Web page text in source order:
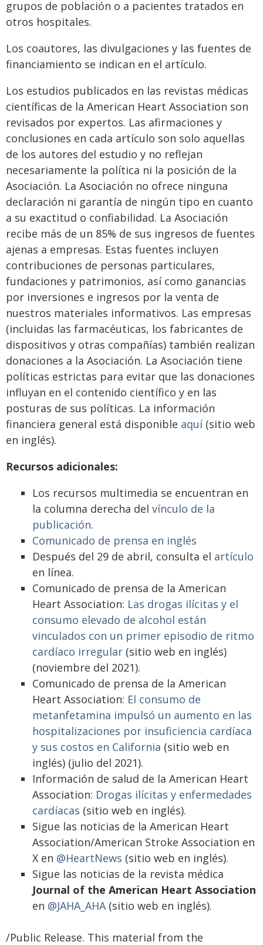
grupos de población o a pacientes tratados en
otros hospitales.
Los coautores, las divulgaciones y las fuentes de
financiamiento se indican en el artículo.
Los estudios publicados en las revistas médicas
científicas de la American Heart Association son
revisados por expertos. Las afirmaciones y
conclusiones en cada artículo son solo aquellas
de los autores del estudio y no reflejan
necesariamente la política ni la posición de la
Asociación. La Asociación no ofrece ninguna
declaración ni garantía de ningún tipo en cuanto
a su exactitud o confiabilidad. La Asociación
recibe más de un 85% de sus ingresos de fuentes
ajenas a empresas. Estas fuentes incluyen
contribuciones de personas particulares,
fundaciones y patrimonios, así como ganancias
por inversiones e ingresos por la venta de
nuestros materiales informativos. Las empresas
(incluidas las farmacéuticas, los fabricantes de
dispositivos y otras compañías) también realizan
donaciones a la Asociación. La Asociación tiene
políticas estrictas para evitar que las donaciones
influyan en el contenido científico y en las
posturas de sus políticas. La información
financiera general está disponible aquí(sitio web
en inglés).
Recursos adicionales:
Los recursos multimedia se encuentran en
la columna derecha del vínculo de la
publicación.
Comunicado de prensa en inglés
Después del 29 de abril, consulta el artículo
en línea.
Comunicado de prensa de la American
Heart Association: Las drogas ilícitas y el
consumo elevado de alcohol están
vinculados con un primer episodio de ritmo
cardíaco irregular (sitio web en inglés)
(noviembre del 2021).
Comunicado de prensa de la American
Heart Association: El consumo de
metanfetamina impulsó un aumento en las
hospitalizaciones por insuficiencia cardíaca
y sus costos en California (sitio web en
inglés) (julio del 2021).
Información de salud de la American Heart
Association: Drogas ilícitas y enfermedades
cardíacas (sitio web en inglés).
Sigue las noticias de la American Heart
Association/American Stroke Association en
X en @HeartNews (sitio web en inglés).
Sigue las noticias de la revista médica
Journal of the American Heart Association
en @JAHA_AHA(sitio web en inglés).
/Public Release. This material from the